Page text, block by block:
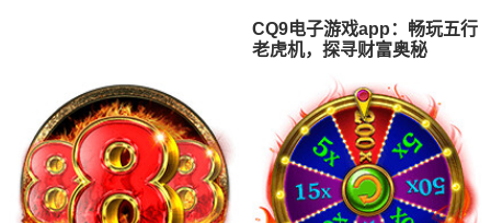
CQ9电子游戏app：畅玩五行
老虎机，探寻财富奥秘